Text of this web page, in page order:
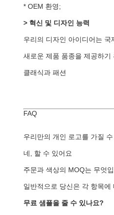
* OEM 환영;
> 혁신 및 디자인 능력
우리의 디자인 아이디어는 국
새로운 제품 품종을 제공하기
클래식과 패션
FAQ
우리만의 개인 로고를 가질
네, 할 수 있어요
주문과 색상의 MOQ는 무엇
일반적으로 당신은 각 항목
무료 샘플을 줄 수 있나요?